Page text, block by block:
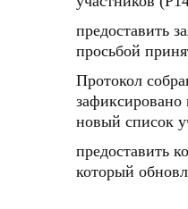
предоставить
просьбой
Протокол
зафиксировано
новый список
предоставить
который